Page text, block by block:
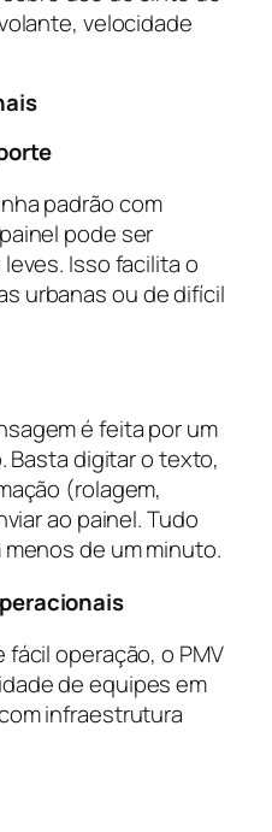
velocidade
padrão com
pode ser
Isso facilita o
urbanas ou de difícil
é feita por um
Basta digitar o texto,
(rolagem,
ao painel. Tudo
de um minuto.
operação, o PMV
de equipes em
infraestrutura